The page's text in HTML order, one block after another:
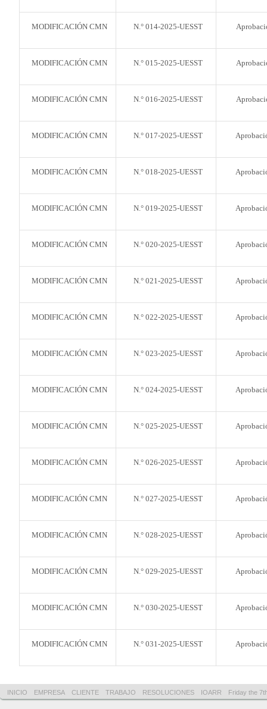
MODIFICACIÓN CMN N.° 014-2025-UESST
MODIFICACIÓN CMN N.° 015-2025-UESST
MODIFICACIÓN CMN N.° 016-2025-UESST
MODIFICACIÓN CMN N.° 017-2025-UESST
MODIFICACIÓN CMN N.° 018-2025-UESST
MODIFICACIÓN CMN N.° 019-2025-UESST
MODIFICACIÓN CMN N.° 020-2025-UESST
MODIFICACIÓN CMN N.° 021-2025-UESST
MODIFICACIÓN CMN N.° 022-2025-UESST
MODIFICACIÓN CMN N.° 023-2025-UESST
MODIFICACIÓN CMN N.° 024-2025-UESST
MODIFICACIÓN CMN N.° 025-2025-UESST
MODIFICACIÓN CMN N.° 026-2025-UESST
MODIFICACIÓN CMN N.° 027-2025-UESST
MODIFICACIÓN CMN N.° 028-2025-UESST
MODIFICACIÓN CMN N.° 029-2025-UESST
MODIFICACIÓN CMN N.° 030-2025-UESST
MODIFICACIÓN CMN N.° 031-2025-UESST
INICIO EMPRESA CLIENTE TRABAJO RESOLUCIONES IOARR Friday the